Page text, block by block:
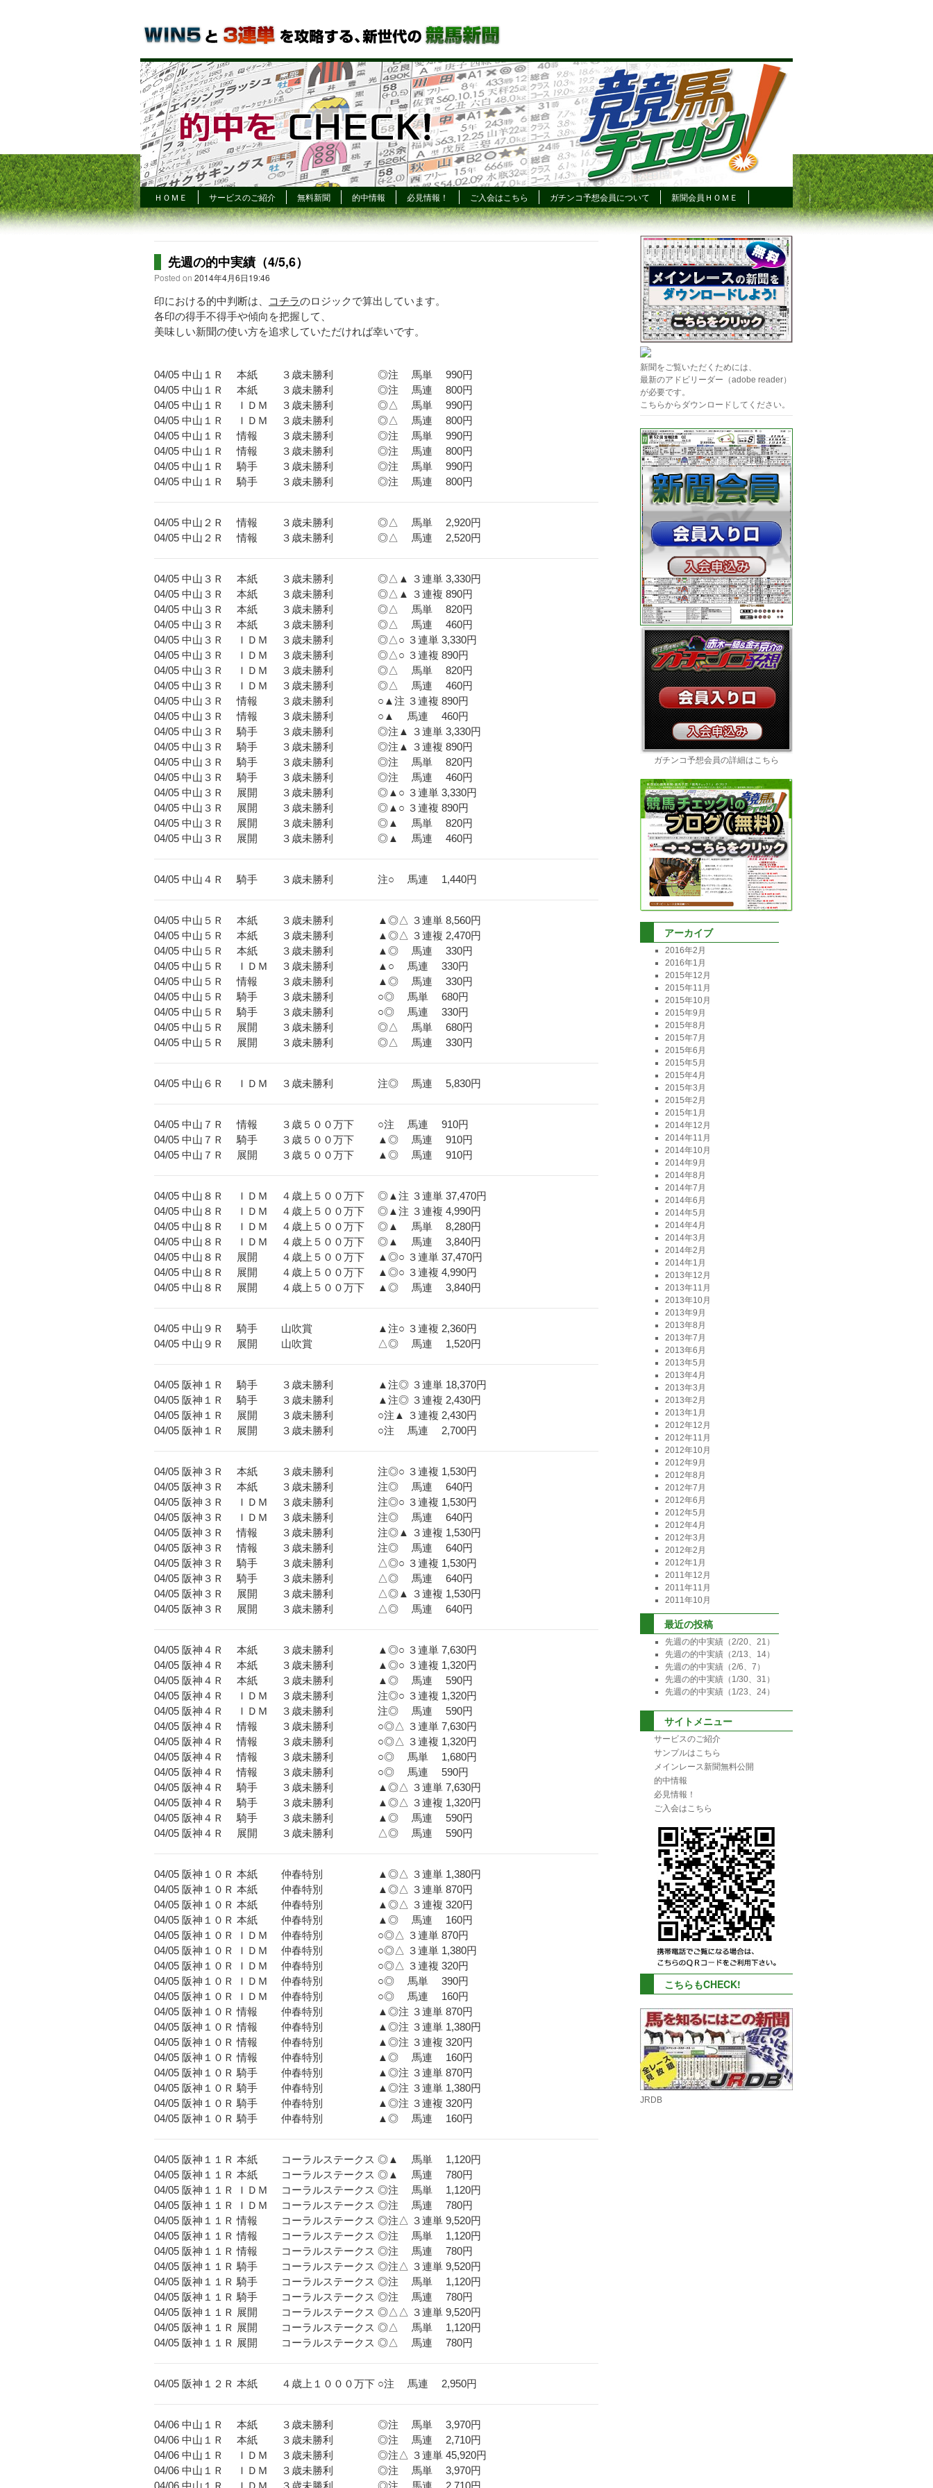
ＨＯＭＥ サービスのご紹介 無料新聞 的中情報 必見情報！ ご入会はこちら ガチンコ予想会員について 新聞会員ＨＯＭＥ
先週の的中実績（4/5,6）
Posted on 2014年4月6日19:46
印における的中判断は、
コチラのロジックで算出しています。
各印の得手不得手や傾向を把握して、
美味しい新聞の使い方を追求していただければ幸いです。
04/05 中山１Ｒ 本紙 ３歳未勝利 ◎注 馬単 990円
04/05 中山１Ｒ 本紙 ３歳未勝利 ◎注 馬連 800円
04/05 中山１Ｒ ＩＤＭ ３歳未勝利 ◎△ 馬単 990円
04/05 中山１Ｒ ＩＤＭ ３歳未勝利 ◎△ 馬連 800円
04/05 中山１Ｒ 情報 ３歳未勝利 ◎注 馬単 990円
04/05 中山１Ｒ 情報 ３歳未勝利 ◎注 馬連 800円
04/05 中山１Ｒ 騎手 ３歳未勝利 ◎注 馬単 990円
04/05 中山１Ｒ 騎手 ３歳未勝利 ◎注 馬連 800円
04/05 中山２Ｒ 情報 ３歳未勝利 ◎△ 馬単 2,920円
04/05 中山２Ｒ 情報 ３歳未勝利 ◎△ 馬連 2,520円
04/05 中山３Ｒ 本紙 ３歳未勝利 ◎△▲ ３連単 3,330円
04/05 中山３Ｒ 本紙 ３歳未勝利 ◎△▲ ３連複 890円
04/05 中山３Ｒ 本紙 ３歳未勝利 ◎△ 馬単 820円
04/05 中山３Ｒ 本紙 ３歳未勝利 ◎△ 馬連 460円
04/05 中山３Ｒ ＩＤＭ ３歳未勝利 ◎△○ ３連単 3,330円
04/05 中山３Ｒ ＩＤＭ ３歳未勝利 ◎△○ ３連複 890円
04/05 中山３Ｒ ＩＤＭ ３歳未勝利 ◎△ 馬単 820円
04/05 中山３Ｒ ＩＤＭ ３歳未勝利 ◎△ 馬連 460円
04/05 中山３Ｒ 情報 ３歳未勝利 ○▲注 ３連複 890円
04/05 中山３Ｒ 情報 ３歳未勝利 ○▲ 馬連 460円
04/05 中山３Ｒ 騎手 ３歳未勝利 ◎注▲ ３連単 3,330円
04/05 中山３Ｒ 騎手 ３歳未勝利 ◎注▲ ３連複 890円
04/05 中山３Ｒ 騎手 ３歳未勝利 ◎注 馬単 820円
04/05 中山３Ｒ 騎手 ３歳未勝利 ◎注 馬連 460円
04/05 中山３Ｒ 展開 ３歳未勝利 ◎▲○ ３連単 3,330円
04/05 中山３Ｒ 展開 ３歳未勝利 ◎▲○ ３連複 890円
04/05 中山３Ｒ 展開 ３歳未勝利 ◎▲ 馬単 820円
04/05 中山３Ｒ 展開 ３歳未勝利 ◎▲ 馬連 460円
04/05 中山４Ｒ 騎手 ３歳未勝利 注○ 馬連 1,440円
04/05 中山５Ｒ 本紙 ３歳未勝利 ▲◎△ ３連単 8,560円
04/05 中山５Ｒ 本紙 ３歳未勝利 ▲◎△ ３連複 2,470円
04/05 中山５Ｒ 本紙 ３歳未勝利 ▲◎ 馬連 330円
04/05 中山５Ｒ ＩＤＭ ３歳未勝利 ▲○ 馬連 330円
04/05 中山５Ｒ 情報 ３歳未勝利 ▲◎ 馬連 330円
04/05 中山５Ｒ 騎手 ３歳未勝利 ○◎ 馬単 680円
04/05 中山５Ｒ 騎手 ３歳未勝利 ○◎ 馬連 330円
04/05 中山５Ｒ 展開 ３歳未勝利 ◎△ 馬単 680円
04/05 中山５Ｒ 展開 ３歳未勝利 ◎△ 馬連 330円
04/05 中山６Ｒ ＩＤＭ ３歳未勝利 注◎ 馬連 5,830円
04/05 中山７Ｒ 情報 ３歳５００万下 ○注 馬連 910円
04/05 中山７Ｒ 騎手 ３歳５００万下 ▲◎ 馬連 910円
04/05 中山７Ｒ 展開 ３歳５００万下 ▲◎ 馬連 910円
04/05 中山８Ｒ ＩＤＭ ４歳上５００万下 ◎▲注 ３連単 37,470円
04/05 中山８Ｒ ＩＤＭ ４歳上５００万下 ◎▲注 ３連複 4,990円
04/05 中山８Ｒ ＩＤＭ ４歳上５００万下 ◎▲ 馬単 8,280円
04/05 中山８Ｒ ＩＤＭ ４歳上５００万下 ◎▲ 馬連 3,840円
04/05 中山８Ｒ 展開 ４歳上５００万下 ▲◎○ ３連単 37,470円
04/05 中山８Ｒ 展開 ４歳上５００万下 ▲◎○ ３連複 4,990円
04/05 中山８Ｒ 展開 ４歳上５００万下 ▲◎ 馬連 3,840円
04/05 中山９Ｒ 騎手 山吹賞 ▲注○ ３連複 2,360円
04/05 中山９Ｒ 展開 山吹賞 △◎ 馬連 1,520円
04/05 阪神１Ｒ 騎手 ３歳未勝利 ▲注◎ ３連単 18,370円
04/05 阪神１Ｒ 騎手 ３歳未勝利 ▲注◎ ３連複 2,430円
04/05 阪神１Ｒ 展開 ３歳未勝利 ○注▲ ３連複 2,430円
04/05 阪神１Ｒ 展開 ３歳未勝利 ○注 馬連 2,700円
04/05 阪神３Ｒ 本紙 ３歳未勝利 注◎○ ３連複 1,530円
04/05 阪神３Ｒ 本紙 ３歳未勝利 注◎ 馬連 640円
04/05 阪神３Ｒ ＩＤＭ ３歳未勝利 注◎○ ３連複 1,530円
04/05 阪神３Ｒ ＩＤＭ ３歳未勝利 注◎ 馬連 640円
04/05 阪神３Ｒ 情報 ３歳未勝利 注◎▲ ３連複 1,530円
04/05 阪神３Ｒ 情報 ３歳未勝利 注◎ 馬連 640円
04/05 阪神３Ｒ 騎手 ３歳未勝利 △◎○ ３連複 1,530円
04/05 阪神３Ｒ 騎手 ３歳未勝利 △◎ 馬連 640円
04/05 阪神３Ｒ 展開 ３歳未勝利 △◎▲ ３連複 1,530円
04/05 阪神３Ｒ 展開 ３歳未勝利 △◎ 馬連 640円
04/05 阪神４Ｒ 本紙 ３歳未勝利 ▲◎○ ３連単 7,630円
04/05 阪神４Ｒ 本紙 ３歳未勝利 ▲◎○ ３連複 1,320円
04/05 阪神４Ｒ 本紙 ３歳未勝利 ▲◎ 馬連 590円
04/05 阪神４Ｒ ＩＤＭ ３歳未勝利 注◎○ ３連複 1,320円
04/05 阪神４Ｒ ＩＤＭ ３歳未勝利 注◎ 馬連 590円
04/05 阪神４Ｒ 情報 ３歳未勝利 ○◎△ ３連単 7,630円
04/05 阪神４Ｒ 情報 ３歳未勝利 ○◎△ ３連複 1,320円
04/05 阪神４Ｒ 情報 ３歳未勝利 ○◎ 馬単 1,680円
04/05 阪神４Ｒ 情報 ３歳未勝利 ○◎ 馬連 590円
04/05 阪神４Ｒ 騎手 ３歳未勝利 ▲◎△ ３連単 7,630円
04/05 阪神４Ｒ 騎手 ３歳未勝利 ▲◎△ ３連複 1,320円
04/05 阪神４Ｒ 騎手 ３歳未勝利 ▲◎ 馬連 590円
04/05 阪神４Ｒ 展開 ３歳未勝利 △◎ 馬連 590円
04/05 阪神１０Ｒ 本紙 仲春特別 ▲◎△ ３連単 1,380円
04/05 阪神１０Ｒ 本紙 仲春特別 ▲◎△ ３連単 870円
04/05 阪神１０Ｒ 本紙 仲春特別 ▲◎△ ３連複 320円
04/05 阪神１０Ｒ 本紙 仲春特別 ▲◎ 馬連 160円
04/05 阪神１０Ｒ ＩＤＭ 仲春特別 ○◎△ ３連単 870円
04/05 阪神１０Ｒ ＩＤＭ 仲春特別 ○◎△ ３連単 1,380円
04/05 阪神１０Ｒ ＩＤＭ 仲春特別 ○◎△ ３連複 320円
04/05 阪神１０Ｒ ＩＤＭ 仲春特別 ○◎ 馬単 390円
04/05 阪神１０Ｒ ＩＤＭ 仲春特別 ○◎ 馬連 160円
04/05 阪神１０Ｒ 情報 仲春特別 ▲◎注 ３連単 870円
04/05 阪神１０Ｒ 情報 仲春特別 ▲◎注 ３連単 1,380円
04/05 阪神１０Ｒ 情報 仲春特別 ▲◎注 ３連複 320円
04/05 阪神１０Ｒ 情報 仲春特別 ▲◎ 馬連 160円
04/05 阪神１０Ｒ 騎手 仲春特別 ▲◎注 ３連単 870円
04/05 阪神１０Ｒ 騎手 仲春特別 ▲◎注 ３連単 1,380円
04/05 阪神１０Ｒ 騎手 仲春特別 ▲◎注 ３連複 320円
04/05 阪神１０Ｒ 騎手 仲春特別 ▲◎ 馬連 160円
04/05 阪神１１Ｒ 本紙 コーラルステークス ◎▲ 馬単 1,120円
04/05 阪神１１Ｒ 本紙 コーラルステークス ◎▲ 馬連 780円
04/05 阪神１１Ｒ ＩＤＭ コーラルステークス ◎注 馬単 1,120円
04/05 阪神１１Ｒ ＩＤＭ コーラルステークス ◎注 馬連 780円
04/05 阪神１１Ｒ 情報 コーラルステークス ◎注△ ３連単 9,520円
04/05 阪神１１Ｒ 情報 コーラルステークス ◎注 馬単 1,120円
04/05 阪神１１Ｒ 情報 コーラルステークス ◎注 馬連 780円
04/05 阪神１１Ｒ 騎手 コーラルステークス ◎注△ ３連単 9,520円
04/05 阪神１１Ｒ 騎手 コーラルステークス ◎注 馬単 1,120円
04/05 阪神１１Ｒ 騎手 コーラルステークス ◎注 馬連 780円
04/05 阪神１１Ｒ 展開 コーラルステークス ◎△△ ３連単 9,520円
04/05 阪神１１Ｒ 展開 コーラルステークス ◎△ 馬単 1,120円
04/05 阪神１１Ｒ 展開 コーラルステークス ◎△ 馬連 780円
04/05 阪神１２Ｒ 本紙 ４歳上１０００万下 ○注 馬連 2,950円
04/06 中山１Ｒ 本紙 ３歳未勝利 ◎注 馬単 3,970円
04/06 中山１Ｒ 本紙 ３歳未勝利 ◎注 馬連 2,710円
04/06 中山１Ｒ ＩＤＭ ３歳未勝利 ◎注△ ３連単 45,920円
04/06 中山１Ｒ ＩＤＭ ３歳未勝利 ◎注 馬単 3,970円
04/06 中山１Ｒ ＩＤＭ ３歳未勝利 ◎注 馬連 2,710円
新聞をご覧いただくためには、
最新のアドビリーダー（adobe reader）
が必要です。
こちらからダウンロードしてください。
ガチンコ予想会員の詳細はこちら
アーカイブ
2016年2月
2016年1月
2015年12月
2015年11月
2015年10月
2015年9月
2015年8月
2015年7月
2015年6月
2015年5月
2015年4月
2015年3月
2015年2月
2015年1月
2014年12月
2014年11月
2014年10月
2014年9月
2014年8月
2014年7月
2014年6月
2014年5月
2014年4月
2014年3月
2014年2月
2014年1月
2013年12月
2013年11月
2013年10月
2013年9月
2013年8月
2013年7月
2013年6月
2013年5月
2013年4月
2013年3月
2013年2月
2013年1月
2012年12月
2012年11月
2012年10月
2012年9月
2012年8月
2012年7月
2012年6月
2012年5月
2012年4月
2012年3月
2012年2月
2012年1月
2011年12月
2011年11月
2011年10月
最近の投稿
先週の的中実績（2/20、21）
先週の的中実績（2/13、14）
先週の的中実績（2/6、7）
先週の的中実績（1/30、31）
先週の的中実績（1/23、24）
サイトメニュー
サービスのご紹介
サンプルはこちら
メインレース新聞無料公開
的中情報
必見情報！
ご入会はこちら
こちらもCHECK!
JRDB